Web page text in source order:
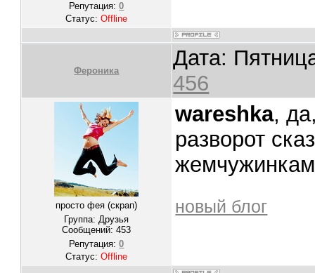
Репутация:0
Статус:Offline
Фероника
Дата:
456
просто фея (скрап)
Группа: Друзья
Сообщений:453
Репутация:0
Статус:Offline
wareshka,
разворот
новый блог